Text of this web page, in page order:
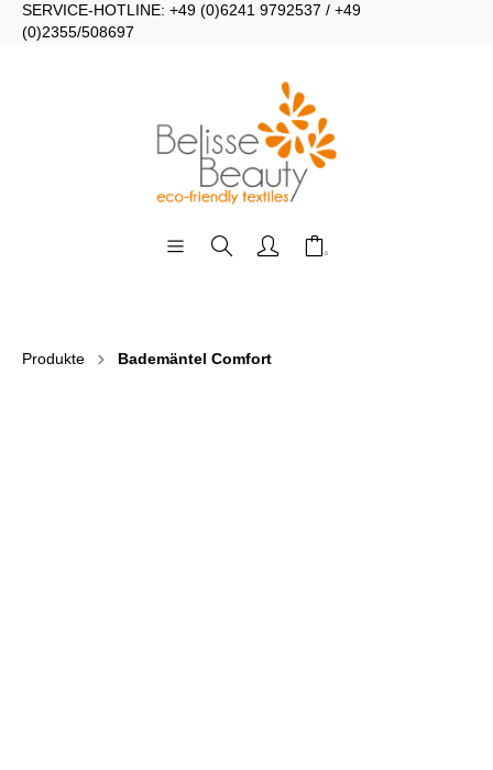
SERVICE-HOTLINE: +49 (0)6241 9792537 / +49
(0)2355/508697
Produkte Bademäntel Comfort